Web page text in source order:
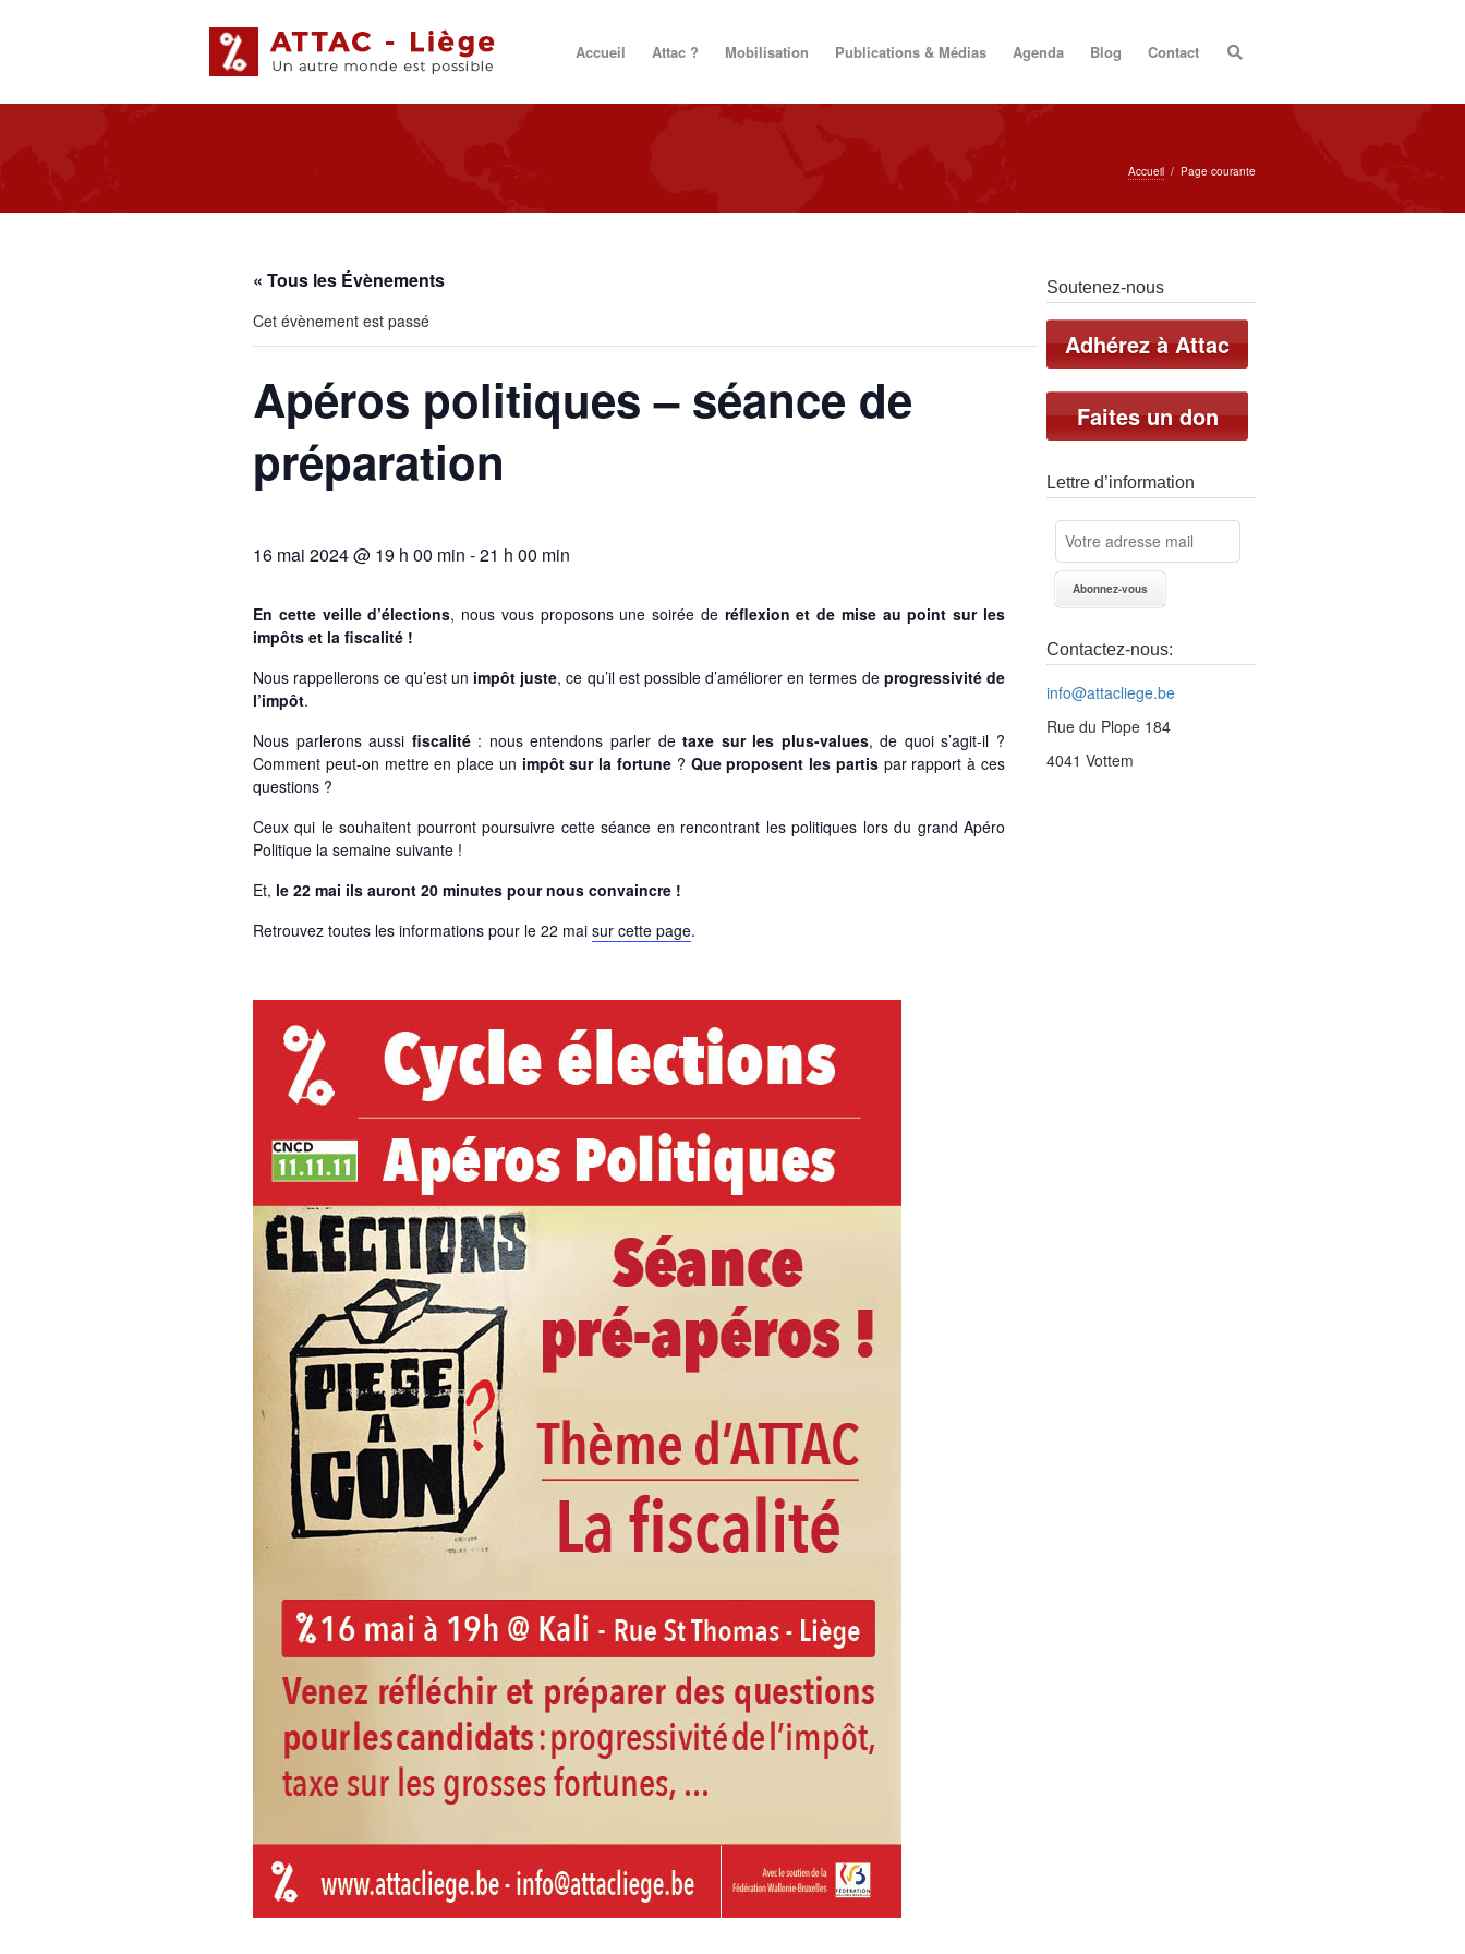
Accueil Attac ? Mobilisation Publications & Médias Agenda Blog Contact
Accueil / Page courante
Soutenez-nous
Adhérez à Attac
Faites un don
Lettre d’information
Contactez-nous:
info@attacliege.be
Rue du Plope 184
4041 Vottem
« Tous les Évènements
Cet évènement est passé
Apéros politiques – séance de
préparation
16 mai 2024 @ 19 h 00 min -21 h 00 min
En cette veille d’élections, nous vous proposons une soirée de réflexion et de mise au point sur les
impôts et la fiscalité !
Nous rappellerons ce qu’est un impôt juste, ce qu’il est possible d’améliorer en termes de progressivité de
l’impôt.
Nous parlerons aussi fiscalité : nous entendons parler detaxe sur les plus-values, de quoi s’agit-il ?
Comment peut-on mettre en place un impôt sur la fortune ? Que proposent les partispar rapport à ces
questions ?
Ceux qui le souhaitent pourront poursuivre cette séance en rencontrant les politiques lors du grand Apéro
Politique la semaine suivante !
Et, le 22 mai ils auront 20 minutes pour nous convaincre !
Retrouvez toutes les informations pour le 22 mai sur cette page.